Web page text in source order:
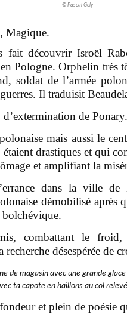
© Pascal Gely
Magique.
fait découvrir Isroël
Pologne. Orphelin très
soldat de l’armée
Il traduisit
de Ponary.
mais aussi le
drastiques et qui
et amplifiant la
dans la ville de
démobilisé après
bolchévique.
combattant le
recherche désespérée de
de magasin avec une grande
ta capote en haillons au col
et plein de poésie